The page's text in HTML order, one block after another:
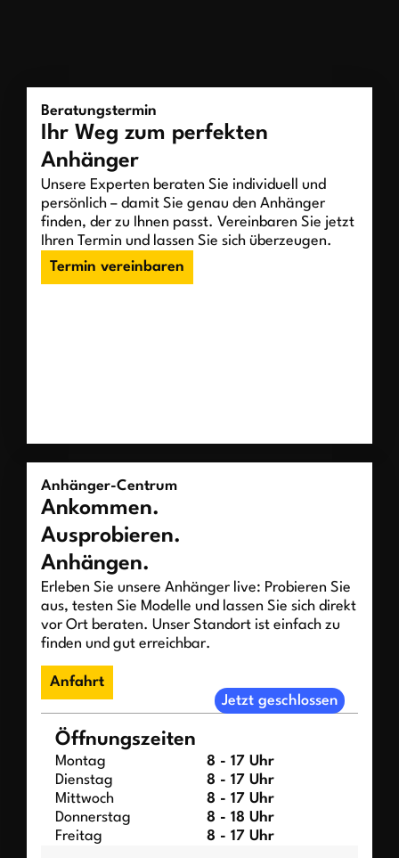
Beratungstermin
Ihr Weg zum perfekten
Anhänger
Unsere Experten beraten Sie individuell und
persönlich – damit Sie genau den Anhänger
finden, der zu Ihnen passt. Vereinbaren Sie jetzt
Ihren Termin und lassen Sie sich überzeugen.
Termin vereinbaren
Anhänger-Centrum
Ankommen.
Ausprobieren.
Anhängen.
Erleben Sie unsere Anhänger live: Probieren Sie
aus, testen Sie Modelle und lassen Sie sich direkt
vor Ort beraten. Unser Standort ist einfach zu
finden und gut erreichbar.
Anfahrt
Jetzt geschlossen
Öffnungszeiten
Montag
8 - 17 Uhr
Dienstag
8 - 17 Uhr
Mittwoch
8 - 17 Uhr
Donnerstag
8 - 18 Uhr
Freitag
8 - 17 Uhr